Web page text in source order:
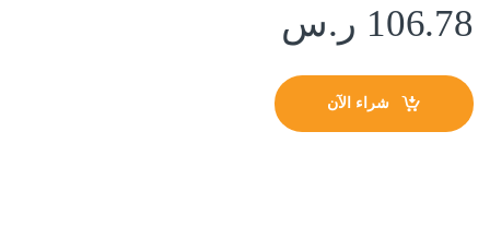
106.78 ر.س
شراء الآن